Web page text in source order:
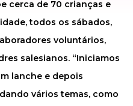
cerca de 70 crianças e
todos os sábados,
voluntários,
salesianos. “Iniciamos
lanche e depois
vários temas, como